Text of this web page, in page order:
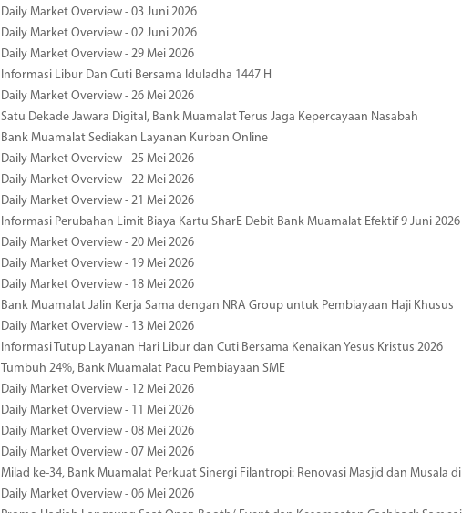
Daily Market Overview - 03 Juni 2026
Daily Market Overview - 02 Juni 2026
Daily Market Overview - 29 Mei 2026
Informasi Libur Dan Cuti Bersama Iduladha 1447 H
Daily Market Overview - 26 Mei 2026
Satu Dekade Jawara Digital, Bank Muamalat Terus Jaga Kepercayaan Nasabah
Bank Muamalat Sediakan Layanan Kurban Online
Daily Market Overview - 25 Mei 2026
Daily Market Overview - 22 Mei 2026
Daily Market Overview - 21 Mei 2026
Informasi Perubahan Limit Biaya Kartu SharE Debit Bank Muamalat Efektif 9 Juni 2026
Daily Market Overview - 20 Mei 2026
Daily Market Overview - 19 Mei 2026
Daily Market Overview - 18 Mei 2026
Bank Muamalat Jalin Kerja Sama dengan NRA Group untuk Pembiayaan Haji Khusus
Daily Market Overview - 13 Mei 2026
Informasi Tutup Layanan Hari Libur dan Cuti Bersama Kenaikan Yesus Kristus 2026
Tumbuh 24%, Bank Muamalat Pacu Pembiayaan SME
Daily Market Overview - 12 Mei 2026
Daily Market Overview - 11 Mei 2026
Daily Market Overview - 08 Mei 2026
Daily Market Overview - 07 Mei 2026
Milad ke-34, Bank Muamalat Perkuat Sinergi Filantropi: Renovasi Masjid dan Musala
Daily Market Overview - 06 Mei 2026